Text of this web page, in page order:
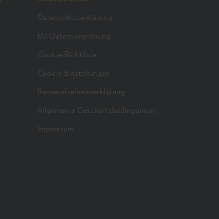
Datenschutzerklärung
EU-Datenverordnung
Cookie-Richtlinie
Cookie-Einstellungen
Barrierefreiheitserklärung
Allgemeine Geschäftsbedingungen
Impressum